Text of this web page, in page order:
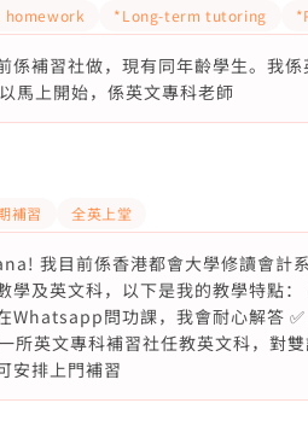
homework *Long-term tutoring
係補習社做，現有同年齡學生。我
馬上開始，係英文專科老師
補習 全英上堂
我目前係香港都會大學修讀會計
學及英文科，以下是我的教學特點
Whatsapp問功課，我會耐心解答
所英文專科補習社任教英文科，對
安排上門補習